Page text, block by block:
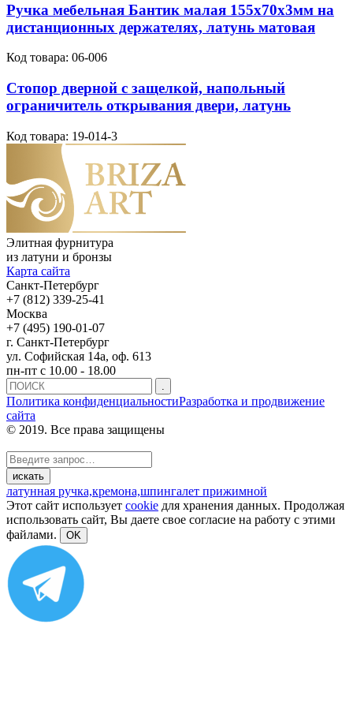
Ручка мебельная Бантик малая 155х70х3мм на
дистанционных держателях, латунь матовая
Код товара: 06-006
Стопор дверной с защелкой, напольный
ограничитель открывания двери, латунь
Код товара: 19-014-3
Элитная фурнитура
из латуни и бронзы
Карта сайта
Санкт-Петербург
+7 (812) 339-25-41
Москва
+7 (495) 190-01-07
г. Санкт-Петербург
ул. Софийская 14а, оф. 613
пн-пт с 10.00 - 18.00
Политика конфиденциальностиРазработка и продвижение
сайта
© 2019. Все права защищены
латунная ручка,кремона,шпингалет прижимной
Этот сайт использует cookie для хранения данных. Продолжая
использовать сайт, Вы даете свое согласие на работу с этими
файлами.
OK